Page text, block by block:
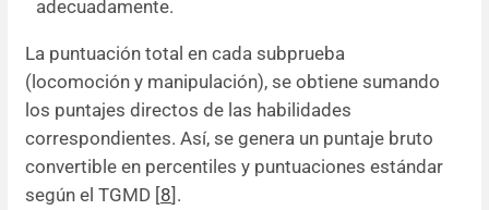
adecuadamente.
La puntuación total en cada subprueba
(locomoción y manipulación), se obtiene sumando
los puntajes directos de las habilidades
correspondientes. Así, se genera un puntaje bruto
convertible en percentiles y puntuaciones estándar
según el TGMD [8].